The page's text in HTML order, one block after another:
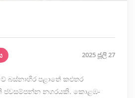
2025 ජූලි 27
බස්නාහිර පළාතේ කළුතර
ජවසම්පන්න නගරයකි. කොළඹ-